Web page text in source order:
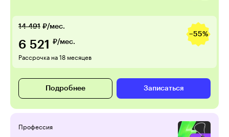
14 491 ₽/мес.
−55%
6 521 ₽/мес.
Рассрочка на 18 месяцев
Подробнее Записаться
Профессия